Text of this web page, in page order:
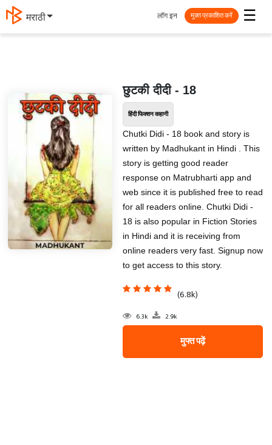
मराठी ☰
लॉग इन मुक्त प्रकाशित करें
छुटकी दीदी - 18
हिंदी फिक्शन कहानी
Chutki Didi - 18 book and story is
written by Madhukant in Hindi . This
story is getting good reader
response on Matrubharti app and
web since it is published free to read
for all readers online. Chutki Didi -
18 is also popular in Fiction Stories
in Hindi and it is receiving from
online readers very fast. Signup now
to get access to this story.
(6.8k)
6.3k 2.9k
मुफ्त पढ़ें